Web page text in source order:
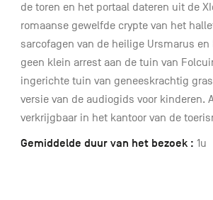
de toren en het portaal dateren uit de
romaanse gewelfde crypte van het
sarcofagen van de heilige Ursmarus
geen klein arrest aan de tuin van
ingerichte tuin van geneeskrachtig
versie van de audiogids voor kinderen.
verkrijgbaar in het kantoor van de
Gemiddelde duur van het bezoek : 1u